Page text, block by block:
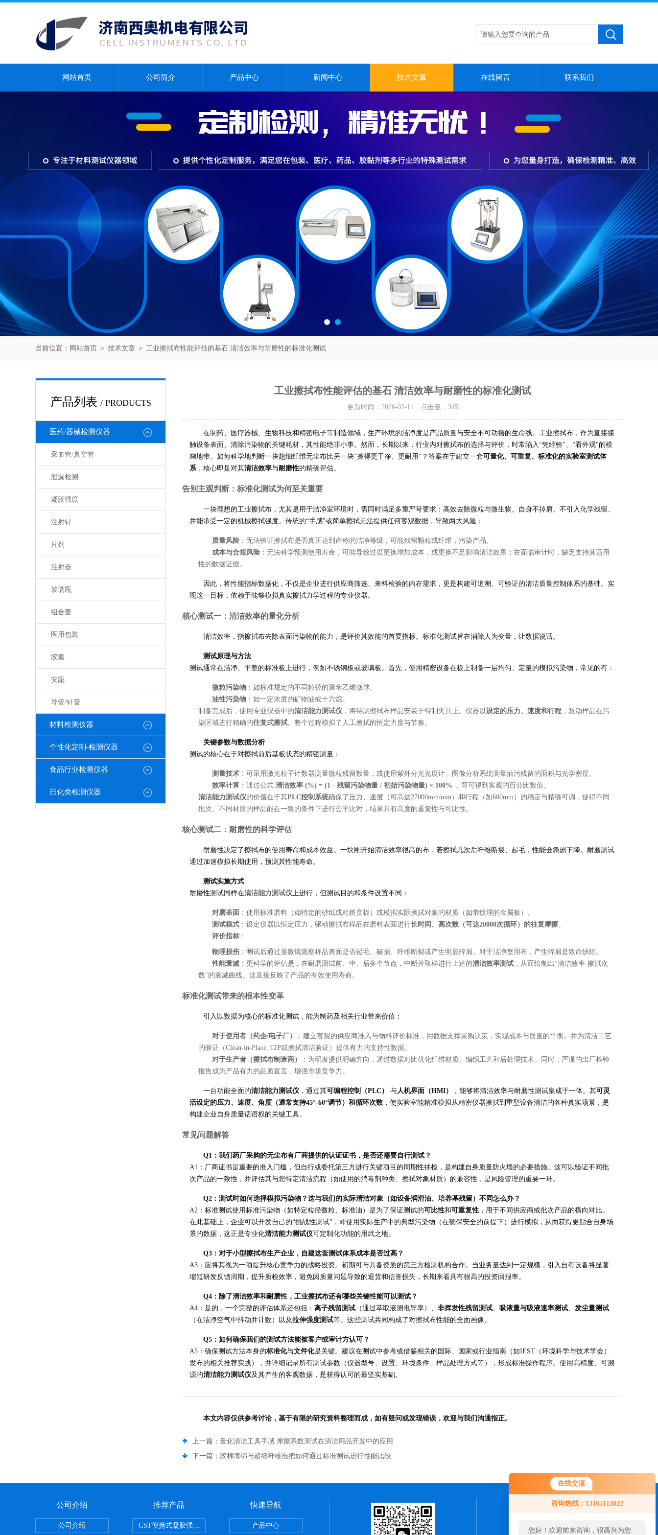
在线交流
咨询热线：13165113822
您好！欢迎前来咨询，很高兴为您
网站首页 公司简介 产品中心 新闻中心 技术文章 在线留言 联系我们
当前位置： 网站首页 ＞ 技术文章 ＞ 工业擦拭布性能评估的基石 清洁效率与耐磨性的标准化测试
产品列表 / PRODUCTS
医药/器械检测仪器
采血管/真空管
泄漏检测
凝胶强度
注射针
片剂
注射器
玻璃瓶
组合盖
医用包装
胶囊
安瓿
导管/针管
材料检测仪器
个性化定制-检测仪器
食品行业检测仪器
日化类检测仪器
工业擦拭布性能评估的基石 清洁效率与耐磨性的标准化测试
更新时间：2026-02-11 点击量： 345
在制药、医疗器械、生物科技和精密电子等制造领域，生产环境的洁净度是产品质量与安全不可动摇的生命线。工业擦拭布，作为直接接
触设备表面、清除污染物的关键耗材，其性能绝非小事。然而，长期以来，行业内对擦拭布的选择与评价，时常陷入“凭经验"、“看外观"的模
糊地带。如何科学地判断一块超细纤维无尘布比另一块“擦得更干净、更耐用"？答案在于建立一套可量化、可重复、标准化的实验室测试体
系，核心即是对其清洁效率与耐磨性的精确评估。
告别主观判断：标准化测试为何至关重要
一块理想的工业擦拭布，尤其是用于洁净室环境时，需同时满足多重严苛要求：高效去除微粒与微生物、自身不掉屑、不引入化学残留、
并能承受一定的机械擦拭强度。传统的“手感"或简单擦拭无法提供任何客观数据，导致两大风险：
质量风险 ：无法验证擦拭布是否真正达到声称的洁净等级，可能残留颗粒或纤维，污染产品。
成本与合规风险 ：无法科学预测使用寿命，可能导致过度更换增加成本，或更换不足影响清洁效果；在面临审计时，缺乏支持其适用
性的数据证据。
因此，将性能指标数据化，不仅是企业进行供应商筛选、来料检验的内在需求，更是构建可追溯、可验证的清洁质量控制体系的基础。实
现这一目标，依赖于能够模拟真实擦拭力学过程的专业仪器。
核心测试一：清洁效率的量化分析
清洁效率，指擦拭布去除表面污染物的能力，是评价其效能的首要指标。标准化测试旨在消除人为变量，让数据说话。
测试原理与方法
测试通常在洁净、平整的标准板上进行，例如不锈钢板或玻璃板。首先，使用精密设备在板上制备一层均匀、定量的模拟污染物，常见的有：
微粒污染物 ：如标准规定的不同粒径的聚苯乙烯微球。
油性污染物 ：如一定浓度的矿物油或十六烷。
制备完成后，使用专业仪器中的清洁能力测试仪 ，将待测擦拭布样品安装于特制夹具上。仪器以设定的压力、速度和行程 ，驱动样品在污
染区域进行精确的往复式擦拭。整个过程模拟了人工擦拭的恒定力度与节奏。
关键参数与数据分析
测试的核心在于对擦拭前后基板状态的精密测量：
测量技术 ：可采用激光粒子计数器测量微粒残留数量，或使用紫外分光光度计、图像分析系统测量油污残留的面积与光学密度。
效率计算 ：通过公式 清洁效率 (%) = (1 - 残留污染物量 / 初始污染物量) × 100% ，即可得到客观的百分比数值。
清洁能力测试仪的价值在于其PLC控制系统确保了压力、速度（可高达27000mm/min）和行程（如600mm）的稳定与精确可调，使得不同
批次、不同材质的样品能在一致的条件下进行公平比对，结果具有高度的重复性与可比性。
核心测试二：耐磨性的科学评估
耐磨性决定了擦拭布的使用寿命和成本效益。一块刚开始清洁效率很高的布，若擦拭几次后纤维断裂、起毛，性能会急剧下降。耐磨测试
通过加速模拟长期使用，预测其性能寿命。
测试实施方式
耐磨性测试同样在清洁能力测试仪上进行，但测试目的和条件设置不同：
对磨表面 ：使用标准磨料（如特定的砂纸或粗糙度板）或模拟实际擦拭对象的材质（如带纹理的金属板）。
测试模式 ：设定仪器以恒定压力，驱动擦拭布样品在磨料表面进行长时间、高次数（可达20000次循环）的往复摩擦。
评价指标 ：
物理损伤 ：测试后通过显微镜观察样品表面是否起毛、破损、纤维断裂或产生明显碎屑。对于洁净室用布，产生碎屑是致命缺陷。
性能衰减 ：更科学的评估是，在耐磨测试前、中、后多个节点，中断并取样进行上述的清洁效率测试 ，从而绘制出“清洁效率-擦拭次
数"的衰减曲线。这直接反映了产品的有效使用寿命。
标准化测试带来的根本性变革
引入以数据为核心的标准化测试，能为制药及相关行业带来价值：
对于使用者（药企/电子厂）
：建立客观的供应商准入与物料评价标准，用数据支撑采购决策，实现成本与质量的平衡。并为清洁工艺
的验证（Clean-in-Place, CIP或擦拭清洁验证）提供有力的支持性数据。
对于生产者（擦拭布制造商）
：为研发提供明确方向，通过数据对比优化纤维材质、编织工艺和后处理技术。同时，严谨的出厂检验
报告成为产品有力的品质宣言，增强市场竞争力。
一台功能全面的清洁能力测试仪 ，通过其可编程控制（PLC） 与人机界面（HMI） ，能够将清洁效率与耐磨性测试集成于一体。其可灵
活设定的压力、速度、角度（通常支持45°-60°调节）和循环次数 ，使实验室能精准模拟从精密仪器擦拭到重型设备清洁的各种真实场景，是
构建企业自身质量话语权的关键工具。
常见问题解答
Q1：我们药厂采购的无尘布有厂商提供的认证证书，是否还需要自行测试？
A1：厂商证书是重要的准入门槛，但自行或委托第三方进行关键项目的周期性抽检，是构建自身质量防火墙的必要措施。这可以验证不同批
次产品的一致性，并评估其与您特定清洁流程（如使用的消毒剂种类、擦拭对象材质）的兼容性，是风险管理的重要一环。
Q2：测试时如何选择模拟污染物？这与我们的实际清洁对象（如设备润滑油、培养基残留）不同怎么办？
A2：标准测试使用标准污染物（如特定粒径微粒、标准油）是为了保证测试的可比性和可重复性 ，用于不同供应商或批次产品的横向对比。
在此基础上，企业可以开发自己的“挑战性测试"，即使用实际生产中的典型污染物（在确保安全的前提下）进行模拟，从而获得更贴合自身场
景的数据，这正是专业化清洁能力测试仪可定制化功能的用武之地。
Q3：对于小型擦拭布生产企业，自建这套测试体系成本是否过高？
A3：应将其视为一项提升核心竞争力的战略投资。初期可与具备资质的第三方检测机构合作。当业务量达到一定规模，引入自有设备将显著
缩短研发反馈周期，提升质检效率，避免因质量问题导致的退货和信誉损失，长期来看具有很高的投资回报率。
Q4：除了清洁效率和耐磨性，工业擦拭布还有哪些关键性能可以测试？
A4：是的，一个完整的评估体系还包括： 离子残留测试 （通过萃取液测电导率）、 非挥发性残留测试、 吸液量与吸液速率测试、 发尘量测试
（在洁净空气中抖动并计数）以及拉伸强度测试等。这些测试共同构成了对擦拭布性能的全面画像。
Q5：如何确保我们的测试方法能被客户或审计方认可？
A5：确保测试方法本身的标准化与文件化是关键。建议在测试中参考或借鉴相关的国际、国家或行业指南（如IEST（环境科学与技术学会）
发布的相关推荐实践），并详细记录所有测试参数（仪器型号、设置、环境条件、样品处理方式等），形成标准操作程序。使用高精度、可溯
源的清洁能力测试仪及其产生的客观数据，是获得认可的最坚实基础。
本文内容仅供参考讨论，基于有限的研究资料整理而成，如有疑问或发现错误，欢迎与我们沟通指正。
上一篇： 量化清洁工具手感 摩擦系数测试在清洁用品开发中的应用
下一篇： 胶棉海绵与超细纤维拖把如何通过标准测试进行性能比较
公司介绍
公司介绍
推荐产品
GST便携式凝胶强度测定仪
快速导航
产品中心
联系我们